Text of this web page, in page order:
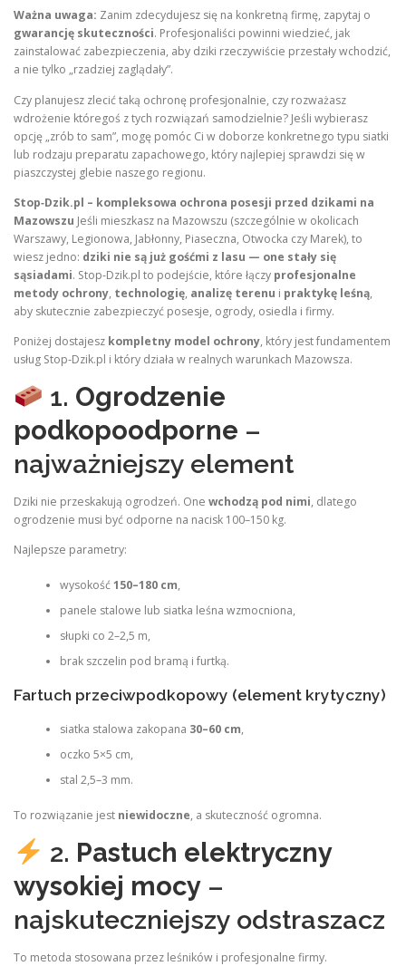
Ważna uwaga: Zanim zdecydujesz się na konkretną firmę, zapytaj o
gwarancję skuteczności. Profesjonaliści powinni wiedzieć, jak
zainstalować zabezpieczenia, aby dziki rzeczywiście przestały wchodzić,
a nie tylko „rzadziej zaglądały”.
Czy planujesz zlecić taką ochronę profesjonalnie, czy rozważasz
wdrożenie któregoś z tych rozwiązań samodzielnie? Jeśli wybierasz
opcję „zrób to sam”, mogę pomóc Ci w doborze konkretnego typu siatki
lub rodzaju preparatu zapachowego, który najlepiej sprawdzi się w
piaszczystej glebie naszego regionu.
Stop‑Dzik.pl – kompleksowa ochrona posesji przed dzikami na
Mazowszu Jeśli mieszkasz na Mazowszu (szczególnie w okolicach
Warszawy, Legionowa, Jabłonny, Piaseczna, Otwocka czy Marek), to
wiesz jedno: dziki nie są już gośćmi z lasu — one stały się
sąsiadami. Stop‑Dzik.pl to podejście, które łączy profesjonalne
metody ochrony, technologię, analizę terenu i praktykę leśną,
aby skutecznie zabezpieczyć posesje, ogrody, osiedla i firmy.
Poniżej dostajesz kompletny model ochrony, który jest fundamentem
usług Stop‑Dzik.pl i który działa w realnych warunkach Mazowsza.
1. Ogrodzenie
podkopoodporne –
najważniejszy element
Dziki nie przeskakują ogrodzeń. One wchodzą pod nimi, dlatego
ogrodzenie musi być odporne na nacisk 100–150 kg.
Najlepsze parametry:
wysokość150–180 cm,
panele stalowe lub siatka leśna wzmocniona,
słupki co 2–2,5 m,
brak szczelin pod bramą i furtką.
Fartuch przeciwpodkopowy (element krytyczny)
siatka stalowa zakopana 30–60 cm,
oczko 5×5 cm,
stal 2,5–3 mm.
To rozwiązanie jest niewidoczne, a skuteczność ogromna.
2. Pastuch elektryczny
wysokiej mocy –
najskuteczniejszy odstraszacz
To metoda stosowana przez leśników i profesjonalne firmy.